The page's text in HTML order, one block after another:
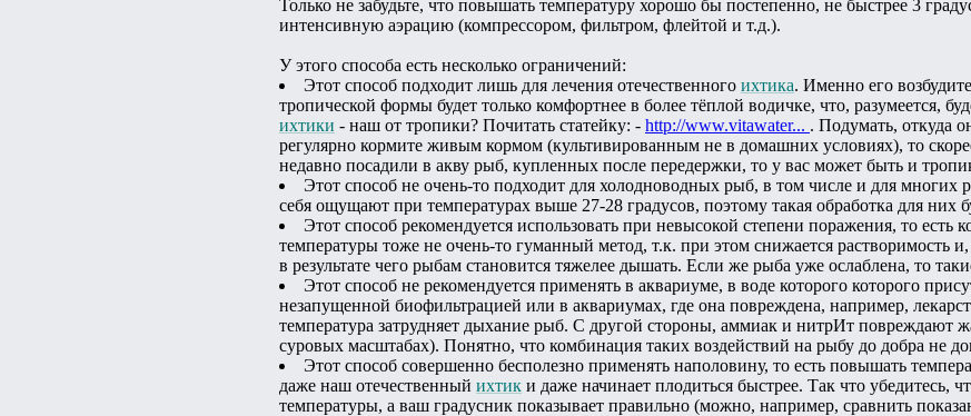
Только не забудьте, что повышать температуру хорошо бы постепенно, не быстрее 3
интенсивную аэрацию (компрессором, фильтром, флейтой и т.д.).
У этого способа есть несколько ограничений:
Этот способ подходит лишь для лечения отечественного ихтика. Именно его
тропической формы будет только комфортнее в более тёплой водичке, что, разумеется,
ихтики - наш от тропики? Почитать статейку: - http://www.vitawater... . Подумать, откуда
регулярно кормите живым кормом (культивированным не в домашних условиях), то
недавно посадили в акву рыб, купленных после передержки, то у вас может быть и
Этот способ не очень-то подходит для холодноводных рыб, в том числе и для
себя ощущают при температурах выше 27-28 градусов, поэтому такая обработка для них
Этот способ рекомендуется использовать при невысокой степени поражения, то
температуры тоже не очень-то гуманный метод, т.к. при этом снижается растворимость
в результате чего рыбам становится тяжелее дышать. Если же рыба уже ослаблена, то
Этот способ не рекомендуется применять в аквариуме, в воде которого которого
незапущенной биофильтрацией или в аквариумах, где она повреждена, например,
температура затрудняет дыхание рыб. С другой стороны, аммиак и нитрИт повреждают
суровых масштабах). Понятно, что комбинация таких воздействий на рыбу до добра не
Этот способ совершенно бесполезно применять наполовину, то есть повышать
даже наш отечественный ихтик и даже начинает плодиться быстрее. Так что убедитесь,
температуры, а ваш градусник показывает правильно (можно, например, сравнить